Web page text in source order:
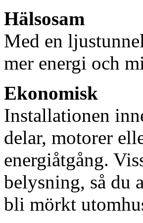
Hälsosam
Med en
mer energi och
Ekonomisk
Installationen
delar, motorer
energiåtgång.
belysning, så du
bli mörkt